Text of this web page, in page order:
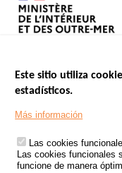
Footer
TRATAMIENTO DE
ACCIDENTES DE
Este sitio utiliza
estadísticos.
Más información
Las cookies
Las cookies funcionales
funcione de manera